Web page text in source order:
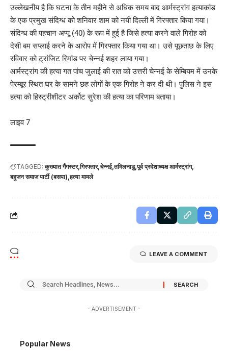
उल्लेखनीय है कि घटना के तीन महीने से अधिक समय बाद आर्मस्ट्रांग हत्याकांड
के एक प्रमुख संदिग्ध को शनिवार शाम को नयी दिल्ली में गिरफ्तार किया गया।
संदिग्ध की पहचान अप्पू (40) के रूप में हुई है जिसे हत्या करने वाले गिरोह को
देसी बम सप्लाई करने के आरोप में गिरफ्तार किया गया था। उसे पूछताछ के लिए
रविवार को ट्रांजिट रिमांड पर चेन्नई शहर लाया गया।
आर्मस्ट्रांग की हत्या गत पांच जुलाई की रात को उत्तरी चेन्नई के सेम्बियम में उनके
पेरम्बूर स्थित घर के सामने छह लोगों के एक गिरोह ने कर दी थी। पुलिस ने इस
हत्या को हिस्ट्रीशीटर अर्कोट सुरेश की हत्या का परिणाम बताया।
लाइव 7
TAGGED: कुख्यात गैंगस्टर गिरफ्तार चेन्नई तमिलनाडु पूर्व प्रदेशाध्यक्ष आर्मस्ट्रांग
बहुजन समाज पार्टी (बसपा) हत्या मामले
LEAVE A COMMENT
- ADVERTISEMENT -
Popular News